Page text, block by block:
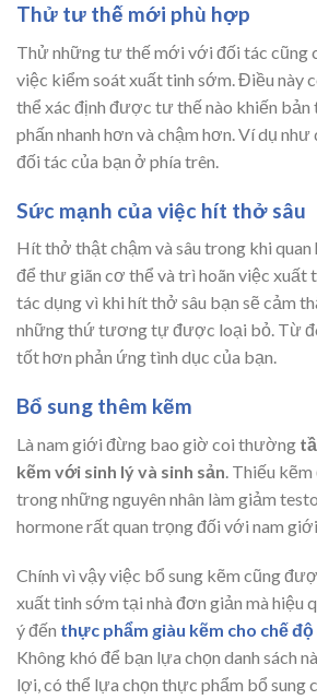
Thử tư thế mới phù hợp
Thử những tư thế mới với đối tác cũng
việc kiểm soát xuất tinh sớm. Điều này
thể xác định được tư thế nào khiến bản
phấn nhanh hơn và chậm hơn. Ví dụ
đối tác của bạn ở phía trên.
Sức mạnh của việc hít thở sâu
Hít thở thật chậm và sâu trong khi quan
để thư giãn cơ thể và trì hoãn việc xuất
tác dụng vì khi hít thở sâu bạn sẽ cảm
những thứ tương tự được loại bỏ. Từ
tốt hơn phản ứng tình dục của bạn.
Bổ sung thêm kẽm
Là nam giới đừng bao giờ coi thường
kẽm với sinh lý và sinh sản . Thiếu
trong những nguyên nhân làm giảm
hormone rất quan trọng đối với nam giới.
Chính vì vậy việc bổ sung kẽm cũng
xuất tinh sớm tại nhà đơn giản mà hiệu
ý đến thực phẩm giàu kẽm cho chế độ
Không khó để bạn lựa chọn danh sách
lợi, có thể lựa chọn thực phẩm bổ sung